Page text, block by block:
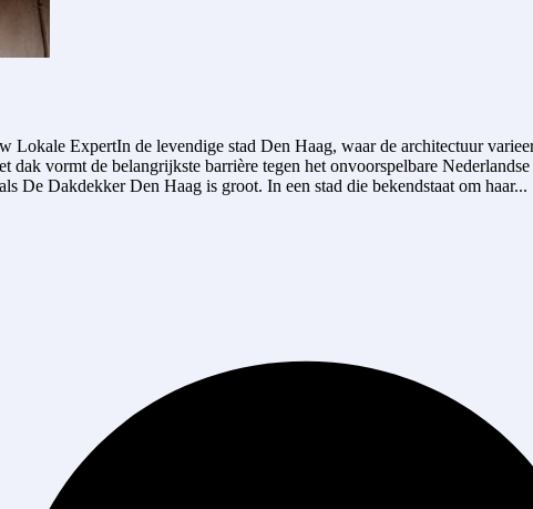
ExpertIn de levendige stad Den Haag, waar de architectuur
vormt de belangrijkste barrière tegen het onvoorspelbare
De Dakdekker Den Haag is groot. In een stad die bekendstaat om haar...